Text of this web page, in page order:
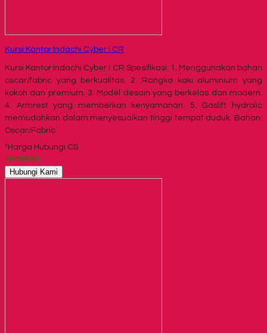
Kursi Kantor Indachi Cyber I CR
Kursi Kantor Indachi Cyber I CR Spesifikasi: 1. Menggunakan bahan
oscar/fabric yang berkualitas. 2. Rangka kaki aluminium yang
kokoh dan premium. 3. Model desain yang berkelas dan modern.
4. Armrest yang memberkan kenyamanan. 5. Gaslift hydrolic
memudahkan dalam menyesuaikan tinggi tempat duduk. Bahan:
Oscar/Fabric
*Harga Hubungi CS
Tersedia
Hubungi Kami